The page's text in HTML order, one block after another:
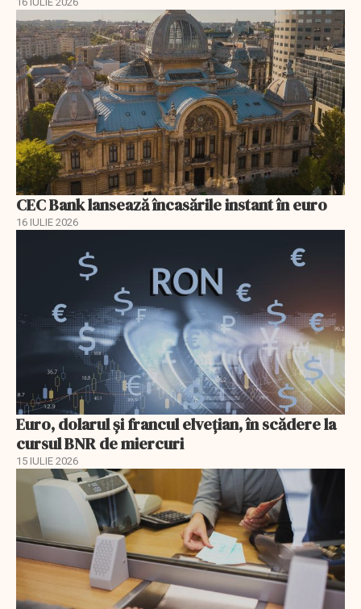
CEC Bank lansează încasările instant în euro
16 IULIE 2026
Euro, dolarul și francul elvețian, în scădere la
cursul BNR de miercuri
15 IULIE 2026